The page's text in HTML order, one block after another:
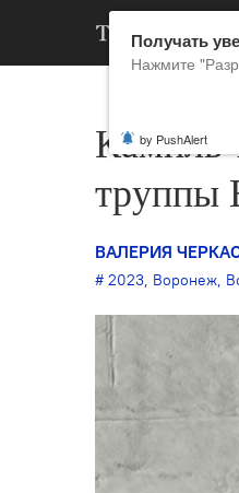
Камиль
труппы
ВАЛЕРИЯ
2023, Воронеж,
Получать
Нажмите
by PushAlert